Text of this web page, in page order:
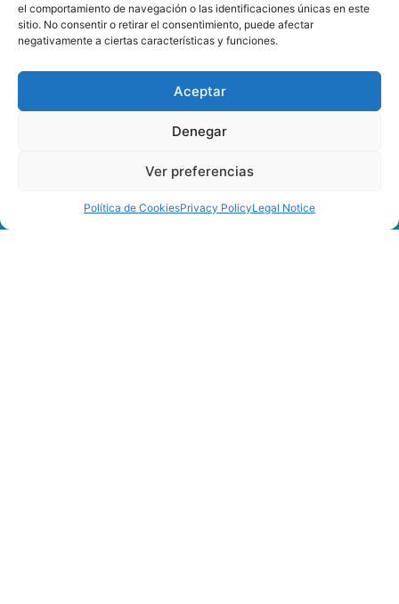
el comportamiento de navegación o las identificaciones únicas en este
sitio. No consentir o retirar el consentimiento, puede afectar
negativamente a ciertas características y funciones.
Aceptar
Denegar
Ver preferencias
Política de CookiesPrivacy PolicyLegal Notice